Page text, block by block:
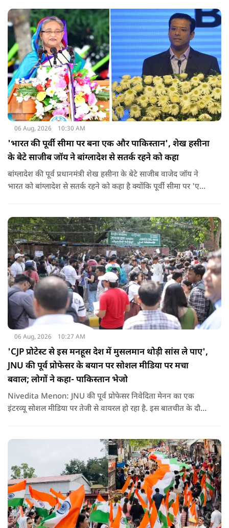
यहां तक गंभीर हैं कि बच्चों के पास ऑनलाइन फूड नहीं जा पा रहा है. ऐसी
स्थिति में राहुल गांधी वहां नहीं पहुंच रहे हैं.
06 Aug, 2026 10:30 AM
'भारत की पूर्वी सीमा पर बना एक और पाकिस्तान', शेख हसीना
के बेटे साजीब जॉय ने बांग्लादेश से सतर्क रहने को कहा
बांग्लादेश की पूर्व प्रधानमंत्री शेख हसीना के बेटे साजीब वाजेद जॉय ने
भारत को बांग्लादेश से सतर्क रहने को कहा है क्योंकि पूर्वी सीमा पर 'एक
होना चाहिए.
06 Aug, 2026 10:27 AM
'CJP प्रोटेस्ट से इस मनहूस देश में मुसलमान थोड़ी सांस ले पाए',
JNU की पूर्व प्रोफेसर के बयान पर सोशल मीडिया पर मचा
बवाल; लोगों ने कहा- पाकिस्तान भेजो
Nivedita Menon: JNU की पूर्व प्रोफेसर निवेदिता मेनन का एक
इंटरव्यू सोशल मीडिया पर तेजी से वायरल हो रहा है. इस बातचीत के दौरान
ज्यादा विवाद खड़ा कर दिया.